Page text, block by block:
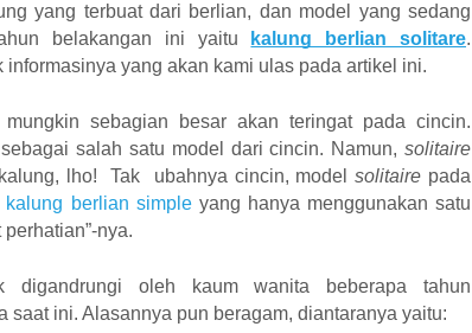
yang terbuat dari berlian, dan model yang sedang
belakangan ini yaitu
kalung berlian solitare.
informasinya yang akan kami ulas pada artikel ini.
mungkin sebagian besar akan teringat pada cincin.
salah satu model dari cincin. Namun,
lho!  Tak  ubahnya cincin, model solitaire pada
kalung berlian simple yang hanya menggunakan satu
nya.
digandrungi oleh kaum wanita beberapa tahun
saat ini. Alasannya pun beragam, diantaranya yaitu: